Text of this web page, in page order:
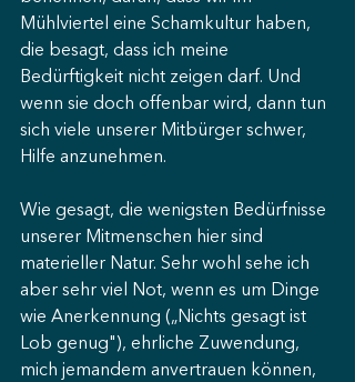
Mühlviertel eine Schamkultur haben,
die besagt, dass ich meine
Bedürftigkeit nicht zeigen darf. Und
wenn sie doch offenbar wird, dann tun
sich viele unserer Mitbürger schwer,
Hilfe anzunehmen.
Wie gesagt, die wenigsten Bedürfnisse
unserer Mitmenschen hier sind
materieller Natur. Sehr wohl sehe ich
aber sehr viel Not, wenn es um Dinge
wie Anerkennung („Nichts gesagt ist
Lob genug"), ehrliche Zuwendung,
mich jemandem anvertrauen können,